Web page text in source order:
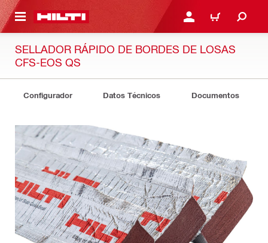
PRINCIPAL INICIE SESIÓN O
CARRITO
SELLADOR RÁPIDO DE BORDES DE LOSAS
CFS-EOS QS
Configurador Datos Técnicos Documentos